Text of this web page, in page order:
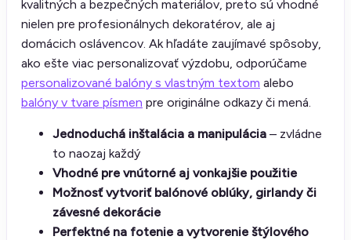
kvalitných a bezpečných materiálov, preto sú vhodné
nielen pre profesionálnych dekoratérov, ale aj
domácich oslávencov. Ak hľadáte zaujímavé spôsoby,
ako ešte viac personalizovať výzdobu, odporúčame
personalizované balóny s vlastným textom alebo
balóny v tvare písmen pre originálne odkazy či mená.
Jednoduchá inštalácia a manipulácia – zvládne
to naozaj každý
Vhodné pre vnútorné aj vonkajšie použitie
Možnosť vytvoriť balónové oblúky, girlandy či
závesné dekorácie
Perfektné na fotenie a vytvorenie štýlového